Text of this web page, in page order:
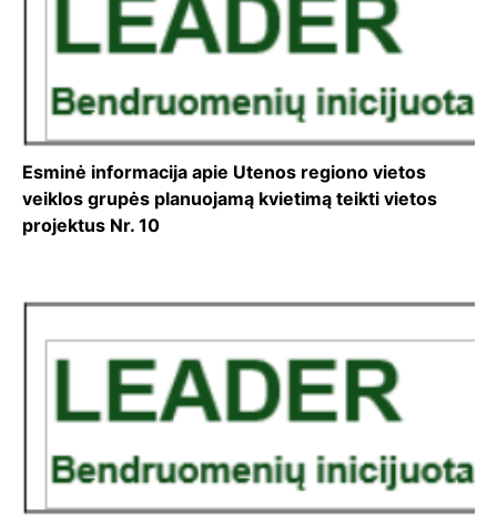
Esminė informacija apie Utenos regiono vietos
veiklos grupės planuojamą kvietimą teikti vietos
projektus Nr. 10